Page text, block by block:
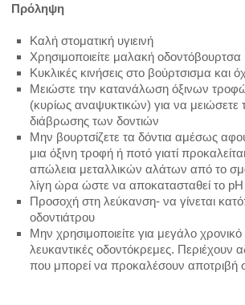
ΝΕΟΓΙΛΑ ΔΟΝΤΙΑ
ΠΑΙΔΙ ΚΑΙ ΒΟΥΡΤΣΙΣΜΑ
ΘΗΛΑΣΜΟΣ ΑΝΤΙΧΕΙΡΑ
ΟΡΘΟΔΟΝΤΙΚΗ ΚΑΙ ΠΑΙΔΙ
ΚΥΣΤΗ ΑΝΑΤΟΛΗΣ
ΣΤΟΜΑ ΚΑΙ ΥΓΕΙΑ
ΕΓΚΥΜΟΣΥΝΗ ΚΑΙ
Πρόληψη
Καλή στοματική υγιεινή
Χρησιμοποιείτε μαλακή οδοντόβουρτσα
Κυκλικές κινήσεις στο βούρτσισμα και
Μειώστε την κατανάλωση όξινων
(κυρίως αναψυκτικών) για να μειώσετε
διάβρωσης των δοντιών
Μην βουρτσίζετε τα δόντια αμέσως
μια όξινη τροφή ή ποτό γιατί
απώλεια μεταλλικών αλάτων από το
λίγη ώρα ώστε να αποκατασταθεί το
Προσοχή στη λεύκανση- να γίνεται
οδοντιάτρου
Μην χρησιμοποιείτε για μεγάλο
λευκαντικές οδοντόκρεμες. Περιέχουν
που μπορεί να προκαλέσουν αποτριβή